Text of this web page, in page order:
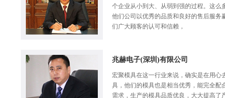
个企业从小到大、从弱到强的过程。这么
他们公司以优秀的品质和良好的售后服务
们广大顾客的认可和信赖，
兆赫电子(深圳)有限公司
宏聚模具在这一行业来说，确实是在用心
具，他们的模具也是相当优秀，能完全配
需求，生产的模具品质优良，大大提高了